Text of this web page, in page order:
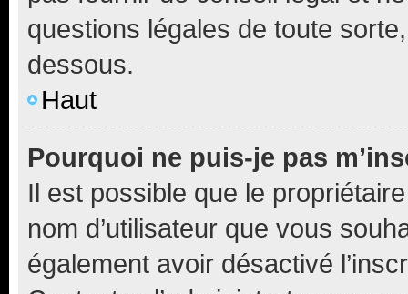
questions légales de toute
dessous.
Haut
Pourquoi ne puis-je pas
Il est possible que le
nom d’utilisateur que vous
également avoir désactivé